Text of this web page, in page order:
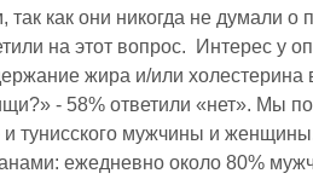
как они никогда не думали о
на этот вопрос. Интерес у
жира и/или холестерина в
- 58% ответили «нет». Мы
и тунисского мужчины и
ежедневно около 80%